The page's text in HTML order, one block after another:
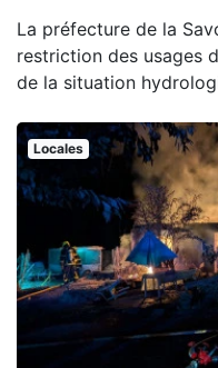
La préfecture de la
restriction des usages
de la situation
Locales